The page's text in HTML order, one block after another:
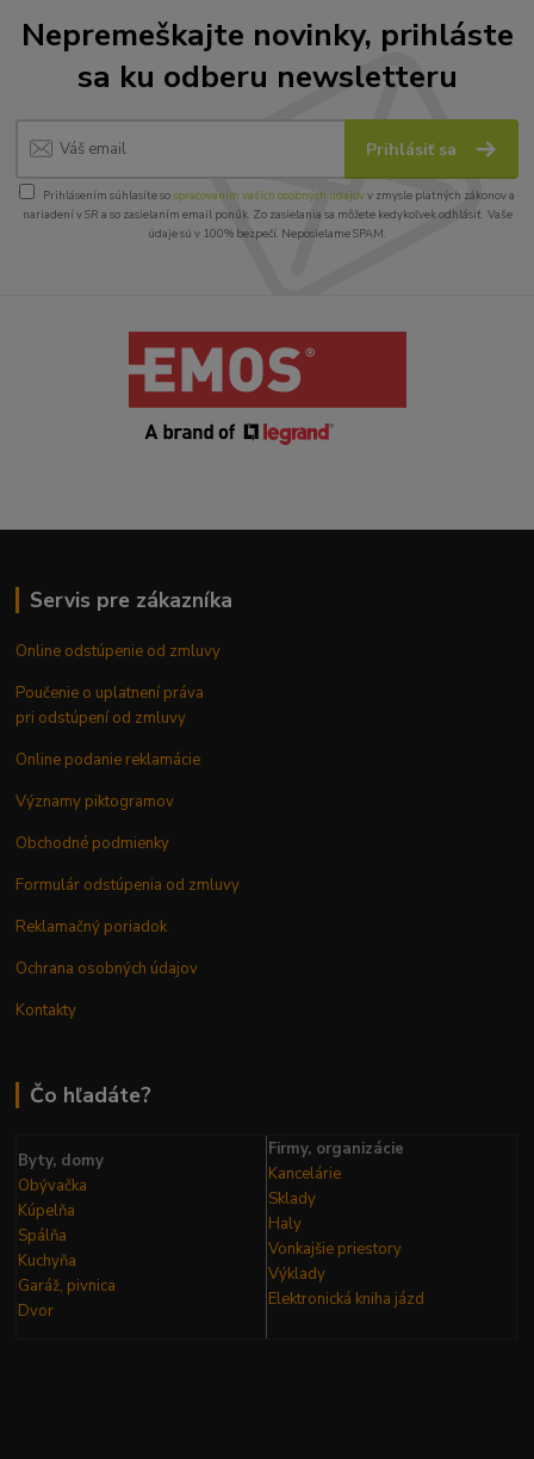
Nepremeškajte novinky, prihláste
sa ku odberu newsletteru
Prihlásiť sa
Prihlásením súhlasíte sospracovaním vašich osobných údajovv zmysle platných zákonov a
nariadení v SR a so zasielaním email ponúk. Zo zasielania sa môžete kedykoľvek odhlásiť. Vaše
údaje sú v 100% bezpečí. Neposielame SPAM.
Servis pre zákazníka
Online odstúpenie od zmluvy
Poučenie o uplatnení práva
pri odstúpení od zmluvy
Online podanie reklamácie
Významy piktogramov
Obchodné podmienky
Formulár odstúpenia od zmluvy
Reklamačný poriadok
Ochrana osobných údajov
Kontakty
Čo hľadáte?
Byty, domy
Obývačka
Kúpelňa
Spálňa
Kuchyňa
Garáž, pivnica
Dvor
Firmy, organizácie
Kancelárie
Sklady
Haly
Vonkajšie priestory
Výklady
Elektronická kniha jázd